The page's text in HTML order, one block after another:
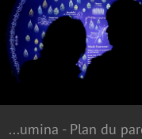
Onhwa' Lumina - Plan du parcours